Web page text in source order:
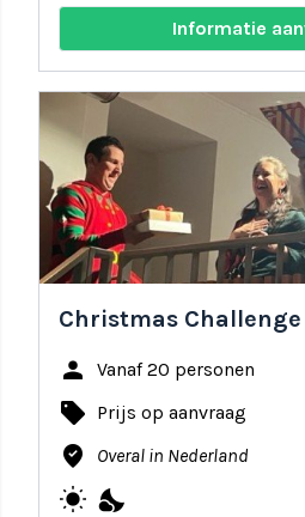
Informatie
Christmas
person Vanaf 20 personen
local_offer Prijs op aanvraag
where_to_vote Overal in Nederland
wb_sunny nights_stay